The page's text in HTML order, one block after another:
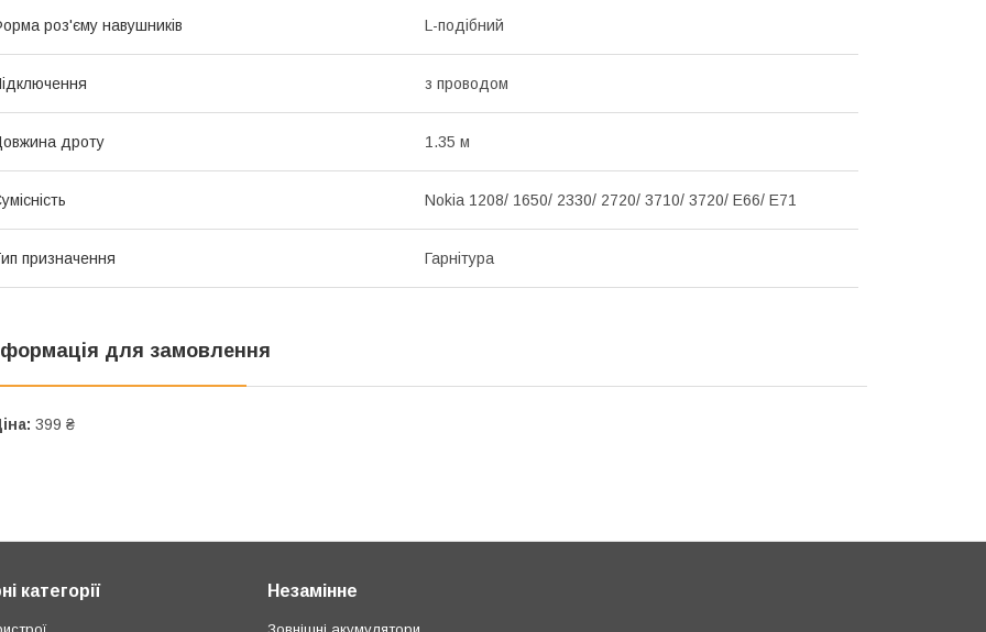
роз'єму навушників L-подібний
з проводом
дроту 1.35 м
Nokia 1208/ 1650/ 2330/ 2720/ 3710/ 3720/ E66/ E71
призначення Гарнітура
для замовлення
399 ₴
категорії Незамінне
Зовнішні акумулятори